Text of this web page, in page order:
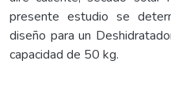
presente estudio se
diseño para un
capacidad de 50 kg.